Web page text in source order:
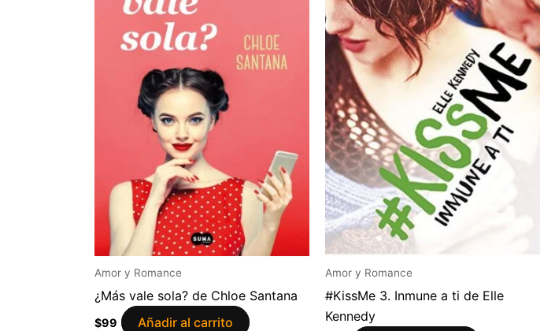
Amor y Romance
¿Más vale sola? de Chloe Santana
$99
Añadir al carrito
Amor y Romance
#KissMe 3. Inmune a ti de Elle
Kennedy